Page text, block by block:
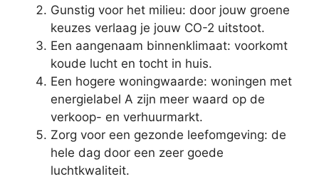
Gunstig voor het milieu: door jouw groene
keuzes verlaag je jouw CO-2 uitstoot.
Een aangenaam binnenklimaat: voorkomt
koude lucht en tocht in huis.
Een hogere woningwaarde: woningen met
energielabel A zijn meer waard op de
verkoop- en verhuurmarkt.
Zorg voor een gezonde leefomgeving: de
hele dag door een zeer goede
luchtkwaliteit.